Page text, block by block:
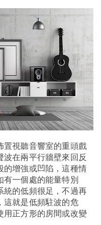
置視聽音響室的重頭戲
在兩平行牆壁來回反
的增強或凹陷，這種情
一個處的能量特別
的低頻很足，不過再
這就是低頻駐波的危
正方形的房間或改變